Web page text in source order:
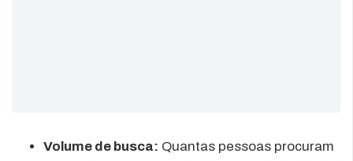
Volume de busca: Quantas pessoas procuram